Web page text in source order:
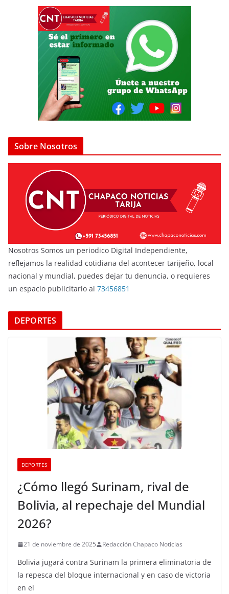
Sobre Nosotros
Nosotros Somos un periodico Digital Independiente,
reflejamos la realidad cotidiana del acontecer tarijeño, local
nacional y mundial, puedes dejar tu denuncia, o requieres
un espacio publicitario al 73456851
DEPORTES
DEPORTES
¿Cómo llegó Surinam, rival de
Bolivia, al repechaje del Mundial
2026?
21 de noviembre de 2025 Redacción Chapaco Noticias
Bolivia jugará contra Surinam la primera eliminatoria de
la repesca del bloque internacional y en caso de victoria
en el